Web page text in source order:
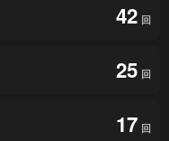
42 回
25 回
17 回